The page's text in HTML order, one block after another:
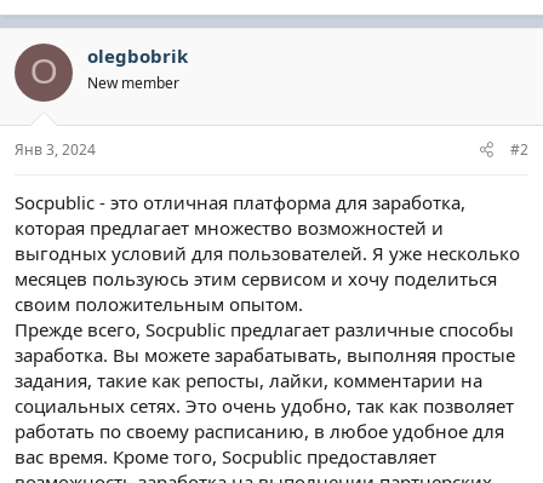
O olegbobrik
New member
Янв 3, 2024 #2
Socpublic - это отличная платформа для заработка,
которая предлагает множество возможностей и
выгодных условий для пользователей. Я уже несколько
месяцев пользуюсь этим сервисом и хочу поделиться
своим положительным опытом.
Прежде всего, Socpublic предлагает различные способы
заработка. Вы можете зарабатывать, выполняя простые
задания, такие как репосты, лайки, комментарии на
социальных сетях. Это очень удобно, так как позволяет
работать по своему расписанию, в любое удобное для
вас время. Кроме того, Socpublic предоставляет